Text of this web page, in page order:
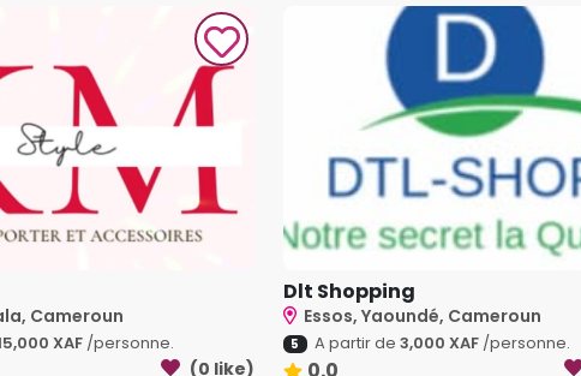
Cameroun
XAF/personne.
(0 like)
Dlt Shopping
Essos, Yaoundé, Cameroun
5 A partir de 3,000 XAF/personne.